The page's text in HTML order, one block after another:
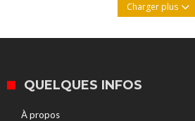
Charger plus
QUELQUES INFOS
À propos